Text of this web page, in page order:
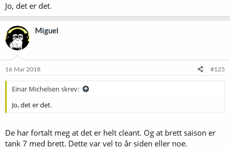
Specs
ABV - 8.5
IBU - 38
EBC – 12
Jo, det er det.
Miguel
16 Mar 2018 #125
Einar Michelsen skrev:
Jo, det er det.
De har fortalt meg at det er helt cleant. Og at brett saison er
tank 7 med brett. Dette var vel to år siden eller noe.